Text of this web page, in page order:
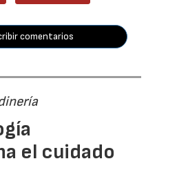
comentarios
el cuidado